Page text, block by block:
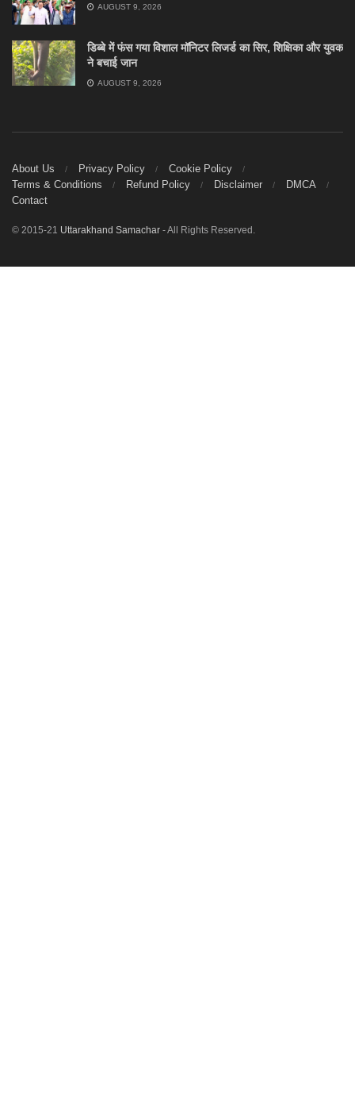
AUGUST 9, 2026
डिब्बे में फंस गया विशाल मॉनिटर लिजर्ड का सिर, शिक्षिका और युवक
ने बचाई जान
AUGUST 9, 2026
About Us Privacy Policy
Cookie Policy
Terms & Conditions
Refund Policy Disclaimer
DMCA
Contact
© 2015-21 Uttarakhand Samachar - All Rights Reserved.